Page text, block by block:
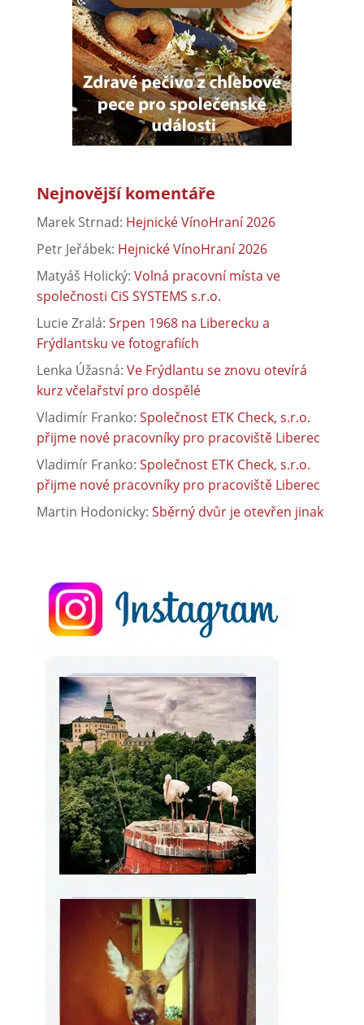
Nejnovější komentáře
Marek Strnad: Hejnické VínoHraní 2026
Petr Jeřábek: Hejnické VínoHraní 2026
Matyáš Holický: Volná pracovní místa ve
společnosti CiS SYSTEMS s.r.o.
Lucie Zralá: Srpen 1968 na Liberecku a
Frýdlantsku ve fotografiích
Lenka Úžasná: Ve Frýdlantu se znovu otevírá
kurz včelařství pro dospělé
Vladimír Franko: Společnost ETK Check, s.r.o.
přijme nové pracovníky pro pracoviště Liberec
Vladimír Franko: Společnost ETK Check, s.r.o.
přijme nové pracovníky pro pracoviště Liberec
Martin Hodonicky: Sběrný dvůr je otevřen jinak